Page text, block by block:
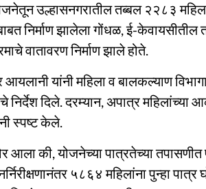
उल्हासनगरातील तब्बल २२८३
निर्माण झालेला गोंधळ, ई-
वातावरण निर्माण झाले होते.
आयलानी यांनी महिला व बालकल्याण
निर्देश दिले. दरम्यान, अपात्र महिलांच्या
स्पष्ट केले.
आला की, योजनेच्या पात्रतेच्या
५८६४ महिलांना पुन्हा